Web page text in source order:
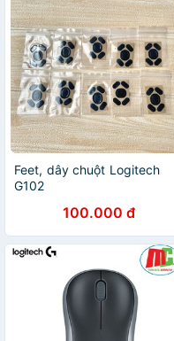
Feet, dây chuột Logitech
G102
100.000 đ